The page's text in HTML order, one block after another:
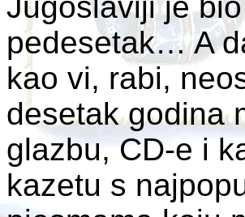
Jugoslaviji je
pedesetak… A
kao vi, rabi,
desetak godina
glazbu, CD-e i
kazetu s